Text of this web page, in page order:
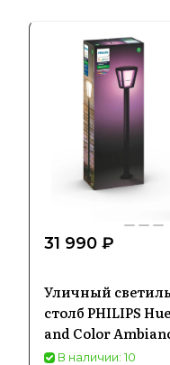
31 990 ₽
Уличный
столб PHILIPS
and Color
черный 1744230P7
В наличии: 10